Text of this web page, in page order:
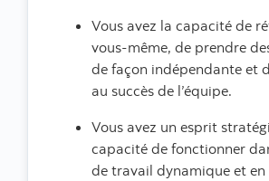
Vous avez la capacité de
vous-même, de prendre
de façon indépendante et
au succès de l’équipe.
Vous avez un esprit
capacité de fonctionner
de travail dynamique et